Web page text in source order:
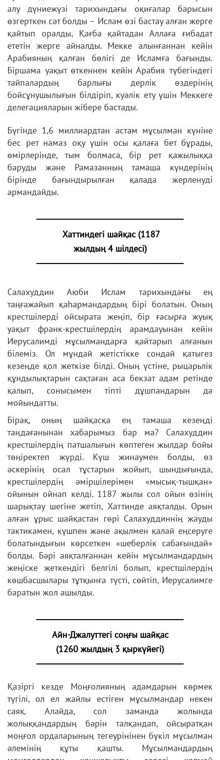
алу дүниежүзі тарихындағы оқиғалар барысын
өзгерткен сәт болды – Ислам өзі бастау алған жерге
қайтып оралды, Қағба қайтадан Аллаға ғибадат
ететін жерге айналды. Мекке алынғаннан кейін
Арабияның қалған бөлігі де Исламға бағынды.
Біршама уақыт өткеннен кейін Арабия түбегіндегі
тайпалардың барлығы дерлік өздерінің
бойсұнушылығын білдіріп, куәлік ету үшін Меккеге
делегацияларын жібере бастады.
Бүгінде 1,6 миллиардтан астам мұсылман күніне
бес рет намаз оқу үшін осы қалаға бет бұрады,
өмірлерінде, тым болмаса, бір рет қажылыққа
баруды және Рамазанның тамаша күндерінің
бірінде бағындырылған қалада жерленуді
армандайды.
Хаттиндегі шайқас (1187
жылдың 4 шілдесі)
Салахуддин Аюби Ислам тарихындағы ең
таңғажайып қаһармандардың бірі болатын. Оның
крестшілерді ойсырата жеңіп, бір ғасырға жуық
уақыт франк-крестшілердің арамдауынан кейін
Иерусалимді мұсылмандарға қайтарып алғанын
білеміз. Ол мұндай жетістікке сондай қатыгез
кезеңде қол жеткізе білді. Оның үстіне, рыцарьлік
құндылықтарын сақтаған аса бекзат адам ретінде
қалып, сонысымен тіпті дұшпандарын да
мойындатты.
Бірақ, оның шайқасқа ең тамаша кезеңді
таңдағанынан хабарымыз бар ма? Салахуддин
крестшілердің патшалығын көптеген жылдар бойы
төңіректеп жүрді. Күш жинаумен болды, өз
әскерінің осал тұстарын жойып, шындығында,
крестшілердің әміршілерімен «мысық-тышқан»
ойынын ойнап келді. 1187 жылы сол ойын өзінің
шарықтау шегіне жетіп, Хаттинде аяқталды. Орын
алған ұрыс шайқастан гөрі Салахуддиннің жауды
тактикамен, күшпен және ақылмен қалай еңсеруге
болатындығын көрсеткен «шеберлік сабағындай»
болды. Бәрі аяқталғаннан кейін мұсылмандардың
жеңіске жеткендігі белгілі болып, крестшілердің
көшбасшылары тұтқынға түсті, сөйтіп, Иерусалимге
баратын жол ашылды.
Айн-Джалуттегі соңғы шайқас
(1260 жылдың 3 қыркүйегі)
Қазіргі кезде Моңғолияның адамдарын көрмек
түгілі, ол ел жайлы естіген мұсылмандар некен
саяқ. Алайда, сол заманда жолында
жолыққандардың бәрін талқандап, ойсыратқан
моңғол ордаларының тегеурінінен бүкіл мұсылман
әлемінің құты қашты. Мұсылмандардың